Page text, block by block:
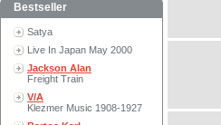
Bestseller
Satya
Live In Japan May 2000
Jackson Alan
Freight Train
V/A
Klezmer Music 1908-1927